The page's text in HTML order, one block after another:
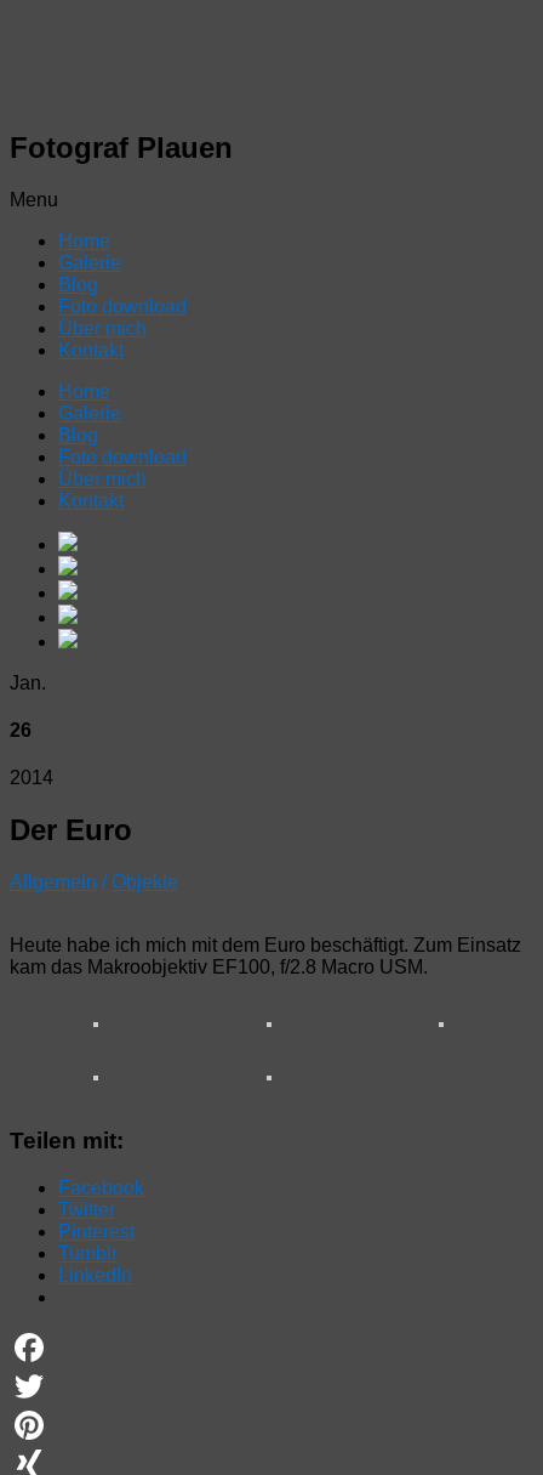
Fotograf Plauen
Menu
Home
Galerie
Blog
Foto download
Über mich
Kontakt
Home
Galerie
Blog
Foto download
Über mich
Kontakt
Jan.
26
2014
Der Euro
Allgemein /Objekte
Heute habe ich mich mit dem Euro beschäftigt. Zum Einsatz
kam das Makroobjektiv EF100, f/2.8 Macro USM.
Teilen mit:
Facebook
Twitter
Pinterest
Tumblr
LinkedIn
Facebook
Twitter
Pinterest